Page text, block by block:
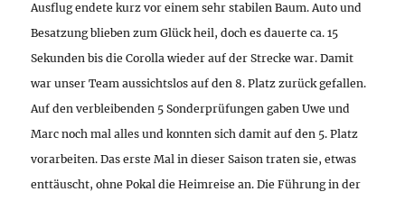
Ausflug endete kurz vor einem sehr stabilen Baum. Auto und
Besatzung blieben zum Glück heil, doch es dauerte ca. 15
Sekunden bis die Corolla wieder auf der Strecke war. Damit
war unser Team aussichtslos auf den 8. Platz zurück gefallen.
Auf den verbleibenden 5 Sonderprüfungen gaben Uwe und
Marc noch mal alles und konnten sich damit auf den 5. Platz
vorarbeiten. Das erste Mal in dieser Saison traten sie, etwas
enttäuscht, ohne Pokal die Heimreise an. Die Führung in der